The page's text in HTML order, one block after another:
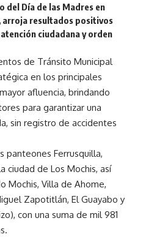
del Día de las Madres en
arroja resultados positivos
ciudadana y orden
de Tránsito Municipal
en los principales
afluencia, brindando
para garantizar una
sin registro de accidentes
panteones Ferrusquilla,
ciudad de Los Mochis, así
Mochis, Villa de Ahome,
Zapotitlán, El Guayabo y
con una suma de mil 981